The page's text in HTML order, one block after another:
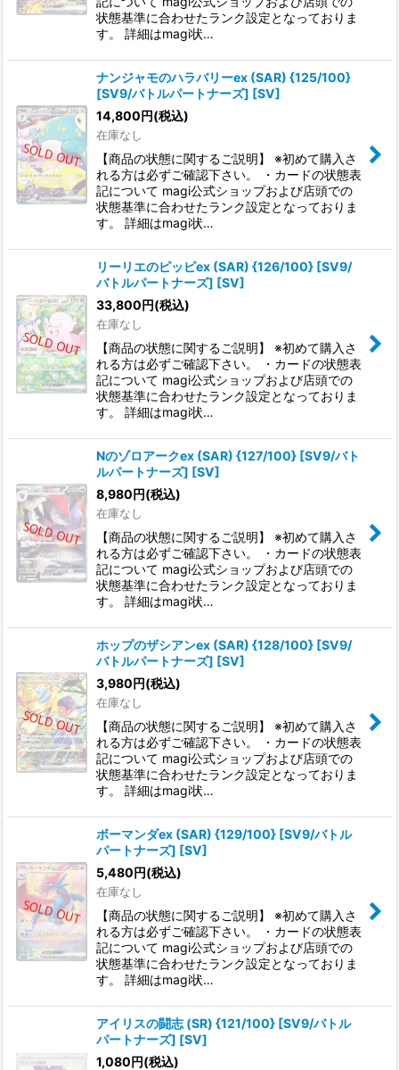
状態基準に合わせたランク設定となっておりま
す。 詳細はmagi状…
ナンジャモのハラバリーex (SAR) {125/100}
[SV9/バトルパートナーズ] [SV]
14,800円(税込)
在庫なし
【商品の状態に関するご説明】 ※初めて購入さ
れる方は必ずご確認下さい。 ・カードの状態表
記について magi公式ショップおよび店頭での
状態基準に合わせたランク設定となっておりま
す。 詳細はmagi状…
リーリエのピッピex (SAR) {126/100} [SV9/
バトルパートナーズ] [SV]
33,800円(税込)
在庫なし
【商品の状態に関するご説明】 ※初めて購入さ
れる方は必ずご確認下さい。 ・カードの状態表
記について magi公式ショップおよび店頭での
状態基準に合わせたランク設定となっておりま
す。 詳細はmagi状…
Nのゾロアークex (SAR) {127/100} [SV9/バト
ルパートナーズ] [SV]
8,980円(税込)
在庫なし
【商品の状態に関するご説明】 ※初めて購入さ
れる方は必ずご確認下さい。 ・カードの状態表
記について magi公式ショップおよび店頭での
状態基準に合わせたランク設定となっておりま
す。 詳細はmagi状…
ホップのザシアンex (SAR) {128/100} [SV9/
バトルパートナーズ] [SV]
3,980円(税込)
在庫なし
【商品の状態に関するご説明】 ※初めて購入さ
れる方は必ずご確認下さい。 ・カードの状態表
記について magi公式ショップおよび店頭での
状態基準に合わせたランク設定となっておりま
す。 詳細はmagi状…
ボーマンダex (SAR) {129/100} [SV9/バトル
パートナーズ] [SV]
5,480円(税込)
在庫なし
【商品の状態に関するご説明】 ※初めて購入さ
れる方は必ずご確認下さい。 ・カードの状態表
記について magi公式ショップおよび店頭での
状態基準に合わせたランク設定となっておりま
す。 詳細はmagi状…
アイリスの闘志 (SR) {121/100} [SV9/バトル
パートナーズ] [SV]
1,080円(税込)